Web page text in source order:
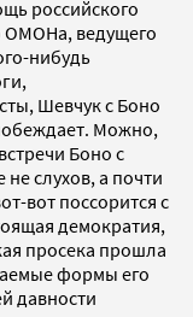
российского
ОМОНа, ведущего
нибудь
Шевчук с Боно
Можно,
Боно с
слухов, а почти
вот поссорится с
демократия,
просека прошла
формы его
давности